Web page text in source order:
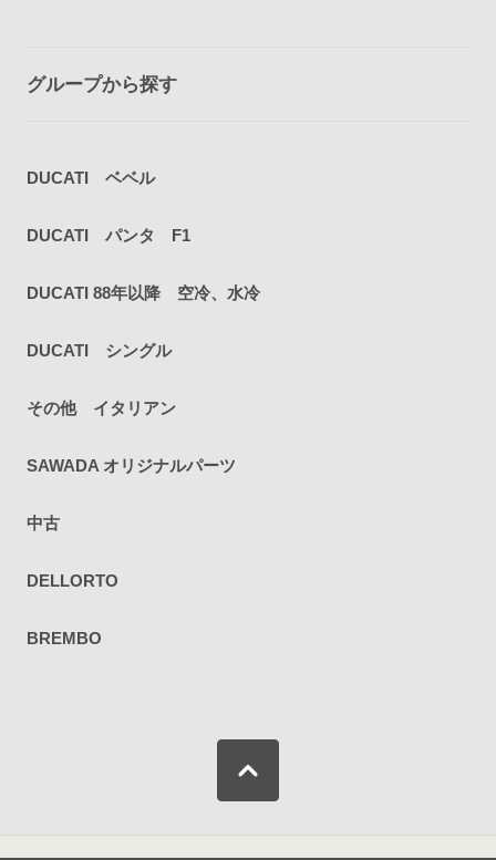
グループから探す
DUCATI ベベル
DUCATI パンタ F1
DUCATI 88年以降 空冷、水冷
DUCATI シングル
その他 イタリアン
SAWADA オリジナルパーツ
中古
DELLORTO
BREMBO